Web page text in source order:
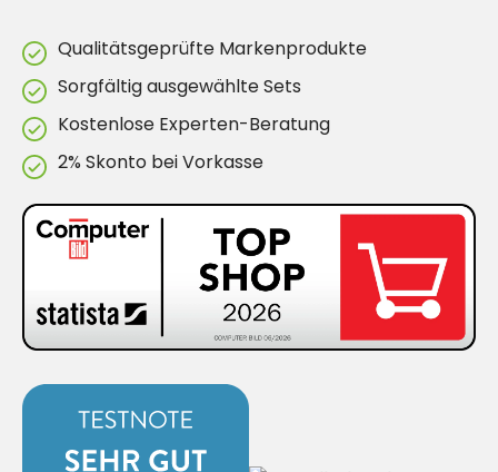
Qualitätsgeprüfte Markenprodukte
Sorgfältig ausgewählte Sets
Kostenlose Experten-Beratung
2% Skonto bei Vorkasse